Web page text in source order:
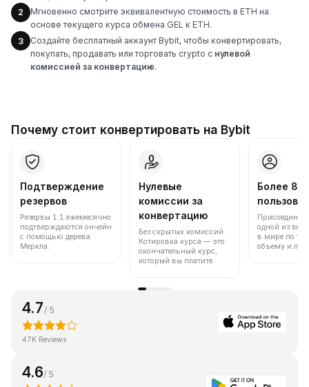
2
Мгновенно смотрите эквивалентную стоимость в ETH на
основе текущего курса обмена GEL к ETH.
3
Создайте бесплатный аккаунт Bybit, чтобы конвертировать,
покупать, продавать или торговать crypto с нулевой
комиссией за конвертацию.
Почему стоит конвертировать на Bybit
Подтверждение
резервов
Резервы 1:1 ежемесячно
подтверждаются ончейн
с помощью дерева
Меркла.
Нулевые
комиссии за
конвертацию
Без скрытых комиссий.
Котировка курса — это
окончательный курс,
который вы платите.
Более 86
одной из
в мире по
объему и
4.7 / 5
47K Reviews
4.6/ 5